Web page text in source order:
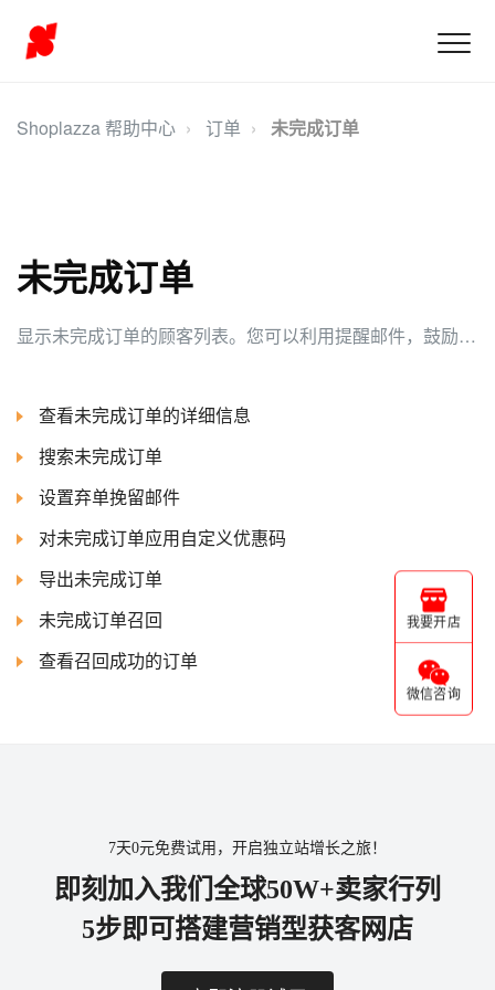
Shoplazza 帮助中心 订单 未完成订单
未完成订单
显示未完成订单的顾客列表。您可以利用提醒邮件，鼓励他们返回并完成购买，从而提高整体转化率。
查看未完成订单的详细信息
搜索未完成订单
设置弃单挽留邮件
对未完成订单应用自定义优惠码
导出未完成订单
未完成订单召回
查看召回成功的订单
我要开店
微信咨询
7天0元免费试用，开启独立站增长之旅！
即刻加入我们全球50W+卖家行列
5步即可搭建营销型获客网店